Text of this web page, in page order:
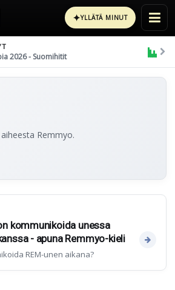
✦YLLÄTÄ MINUT
2026 - Suomihitit
Remmyo.
kommunikoida unessa
- apuna Remmyo-kieli
REM-unen aikana?